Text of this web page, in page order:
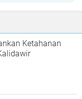
Ketahanan